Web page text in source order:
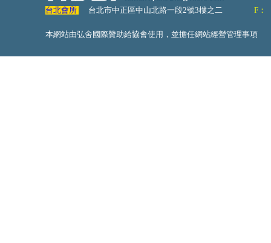
台北會所 台北市中正區中山北路一段2號3樓之二 F：
本網站由弘舍國際贊助給協會使用，並擔任網站經營管理事項